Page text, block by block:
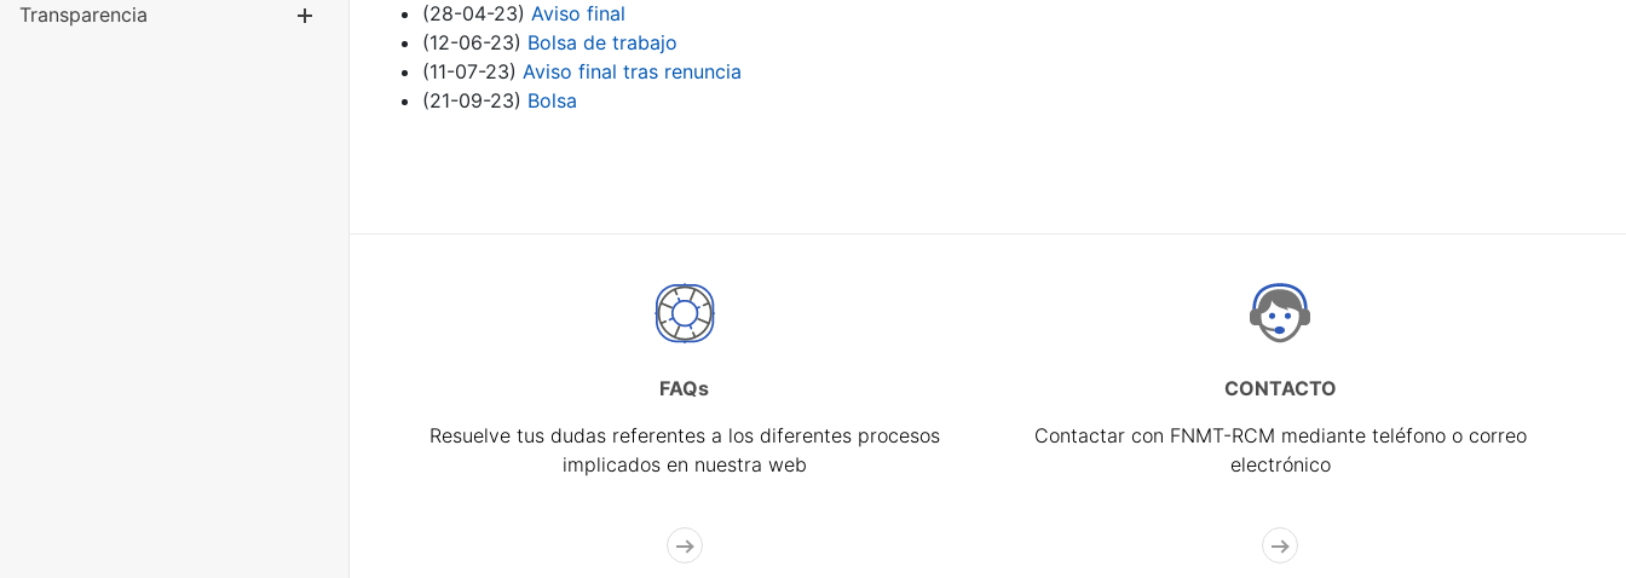
Transparencia Mostrar/Ocultar
(28-04-23) Aviso final
(12-06-23) Bolsa de trabajo
(11-07-23) Aviso final tras renuncia
(21-09-23) Bolsa
FAQs
Resuelve tus dudas referentes a los diferentes procesos
implicados en nuestra web
CONTACTO
Contactar con FNMT-RCM mediante teléfono o correo
electrónico